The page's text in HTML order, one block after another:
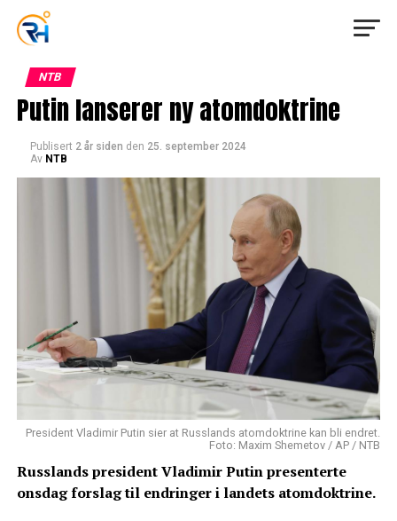
NTB
Putin lanserer ny atomdoktrine
Publisert 2 år siden den 25. september 2024
Av NTB
President Vladimir Putin sier at Russlands atomdoktrine kan bli endret.
Foto: Maxim Shemetov / AP / NTB
Russlands president Vladimir Putin presenterte
onsdag forslag til endringer i landets atomdoktrine.